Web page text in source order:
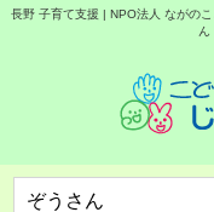
長野 子育て支援 | NPO法人 ながの
ん
ぞうさん